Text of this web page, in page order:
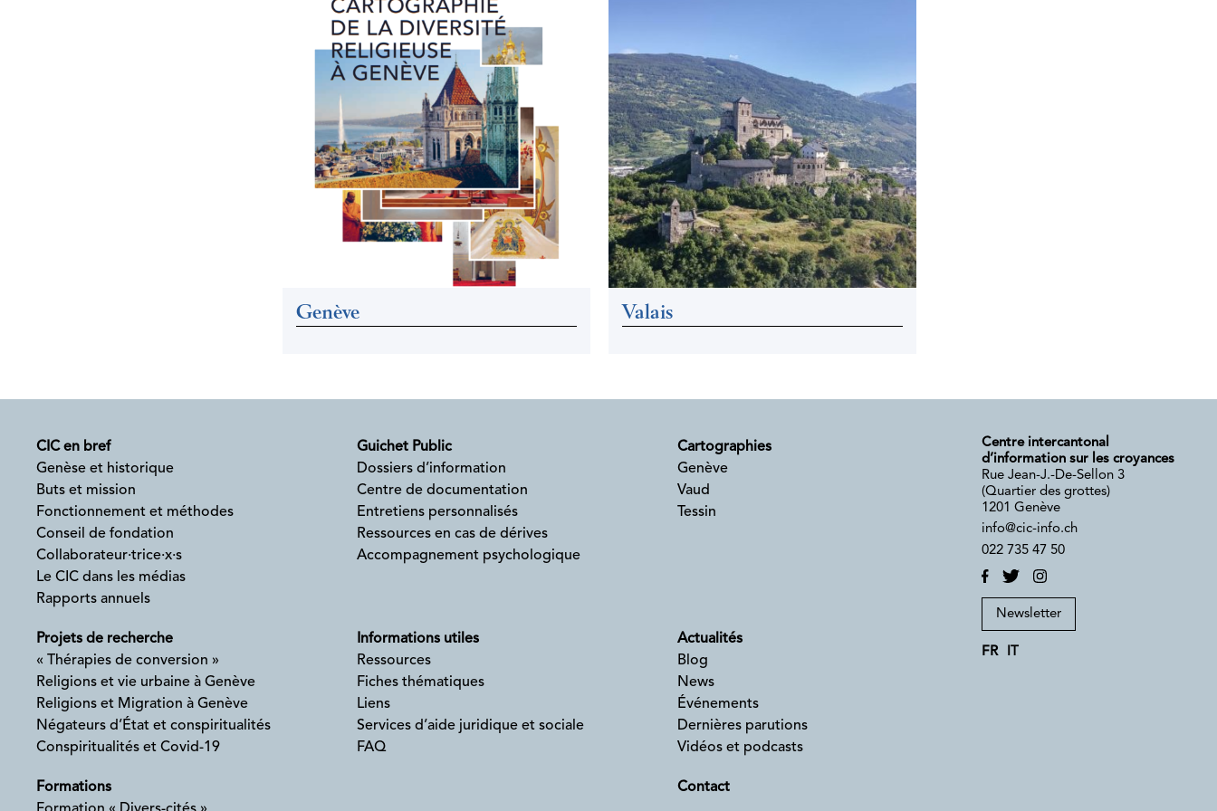
Genève Valais
CIC en bref
Genèse et historique
Buts et mission
Fonctionnement et méthodes
Conseil de fondation
Collaborateur·trice·x·s
Le CIC dans les médias
Rapports annuels
Guichet Public
Dossiers d’information
Centre de documentation
Entretiens personnalisés
Ressources en cas de dérives
Accompagnement psychologique
Cartographies
Genève
Vaud
Tessin
Projets de recherche
« Thérapies de conversion »
Religions et vie urbaine à Genève
Religions et Migration à Genève
Négateurs d’État et conspiritualités
Conspiritualités et Covid-19
Informations utiles
Ressources
Fiches thématiques
Liens
Services d’aide juridique et sociale
FAQ
Actualités
Blog
News
Événements
Dernières parutions
Vidéos et podcasts
Formations
Contact
Centre intercantonal
d’information sur les croyances
Rue Jean-J.-De-Sellon 3
(Quartier des grottes)
1201 Genève
info@cic-info.ch
022 735 47 50
Newsletter
FR IT